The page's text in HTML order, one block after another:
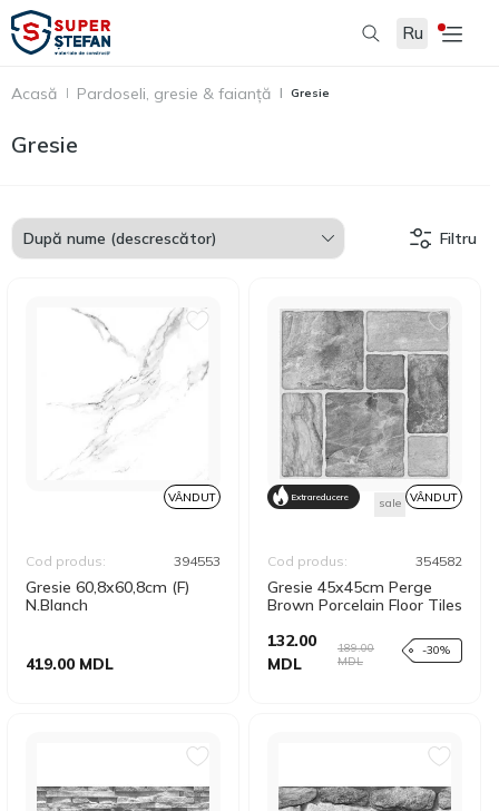
Ru
Acasă Pardoseli, gresie & faianță Gresie
Gresie
Filtru
VÂNDUT
Gresie 60,8x60,8cm (F)
N.Blanch
Cod produs: 394553
419.00 MDL
Extrareducere sale VÂNDUT
Gresie 45x45cm Perge
Brown Porcelain Floor Tiles
Cod produs: 354582
189.00
MDL
132.00
MDL
-30%